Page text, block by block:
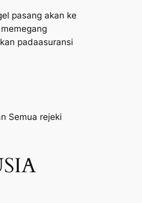
pasang akan ke
padaasuransi
Semua rejeki